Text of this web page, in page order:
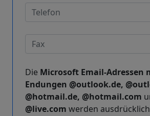
Die Microsoft Email-Adressen
Endungen @outlook.de,
@hotmail.de, @hotmail.com
@live.com werden